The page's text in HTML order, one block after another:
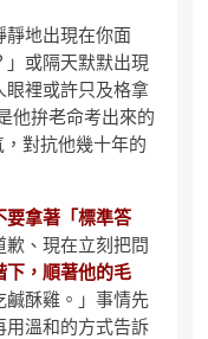
靜地出現在你面
」或隔天默默出現
眼裡或許只及格拿
他拚老命考出來的
對抗他幾十年的
要拿著「標準答
、現在立刻把問
下，順著他的毛
鹹酥雞。」事情先
用溫和的方式告訴